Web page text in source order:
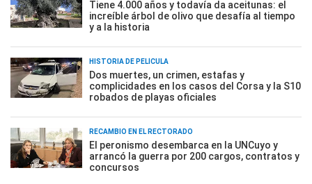
Tiene 4.000 años y todavía da aceitunas: el
increíble árbol de olivo que desafía al tiempo
y a la historia
HISTORIA DE PELÍCULA
Dos muertes, un crimen, estafas y
complicidades en los casos del Corsa y la S10
robados de playas oficiales
RECAMBIO EN EL RECTORADO
El peronismo desembarca en la UNCuyo y
arrancó la guerra por 200 cargos, contratos y
concursos